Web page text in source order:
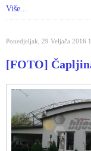
Više...
Ponedjeljak, 29 Veljača 2016
[FOTO]